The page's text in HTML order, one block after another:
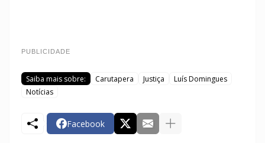
PUBLICIDADE
Saiba mais sobre: Carutapera Justiça
Luís Domingues
Notícias
Facebook